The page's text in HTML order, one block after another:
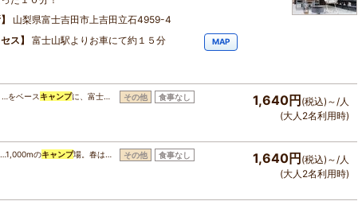
山梨県富士吉田市上吉田立石4959-4
ス
富士山駅よりお車にて約１５分 MAP
…をベース キャンプに、富士… その他 食事なし 1,640円 (税込)～/人
(大人2名利用時)
…1,000mのキャンプ場。春は… その他 食事なし 1,640円 (税込)～/人
(大人2名利用時)